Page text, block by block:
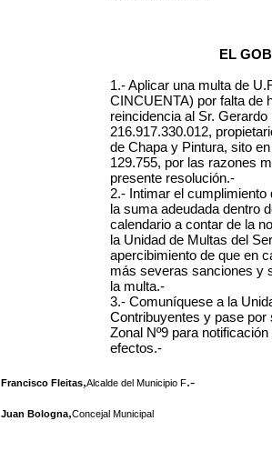
EL
1.- Aplicar una multa de
CINCUENTA) por falta de
reincidencia al Sr. Gerardo
216.917.330.012,
de Chapa y Pintura, sito
129.755, por las razones
presente resolución.-
2.- Intimar el
la suma adeudada dentro
calendario a contar de la
la Unidad de Multas del
apercibimiento de que en
más severas sanciones y
la multa.-
3.- Comuníquese a la
Contribuyentes y pase
Zonal Nº9 para
efectos.-
Francisco Fleitas,Alcalde del Municipio F.-
Juan Bologna,Concejal Municipal